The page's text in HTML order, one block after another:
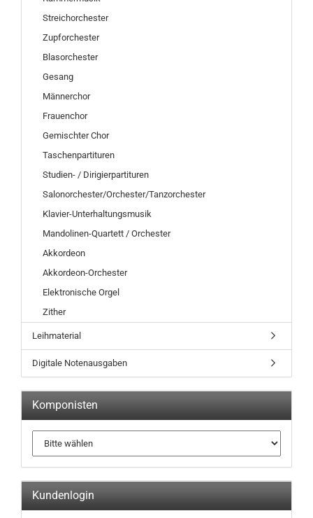
Streichorchester
Zupforchester
Blasorchester
Gesang
Männerchor
Frauenchor
Gemischter Chor
Taschenpartituren
Studien- / Dirigierpartituren
Salonorchester/Orchester/Tanzorchester
Klavier-Unterhaltungsmusik
Mandolinen-Quartett / Orchester
Akkordeon
Akkordeon-Orchester
Elektronische Orgel
Zither
Leihmaterial
Digitale Notenausgaben
Komponisten
Kundenlogin